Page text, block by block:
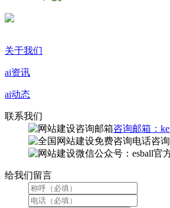
关于我们
ai资讯
ai动态
联系我们
咨询邮箱：
咨
微信公众号：esball官
给我们留言